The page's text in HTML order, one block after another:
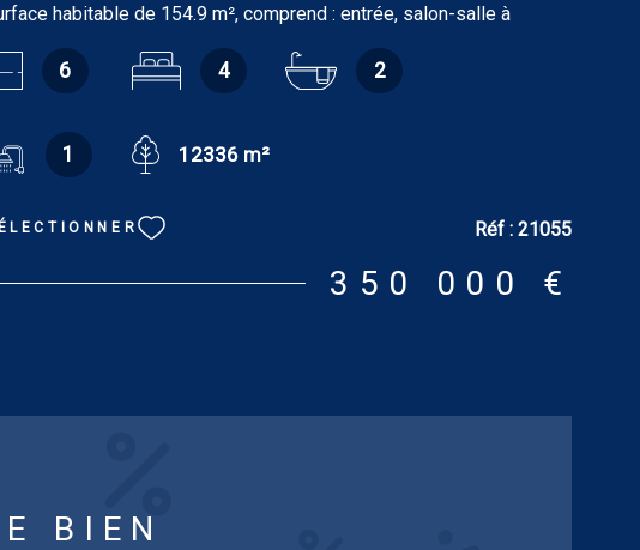
habitable de 154.9 m², comprend : entrée, salon-salle à
chambres (9.13 m² / 9.33 m² / 11.51 m² et 20.27 m²) avec
ou portes vitrées dont deux avec placard, une avec salle de
wc adjacents et une avec salle de bains adjacente, salle de
indépendante, chambre ou bureau de 9.05 m², couloir avec wc.
de la cave à vins, salle à manger d’été avec barbecue, pièce
sous-sol, différentes dépendances simples. Terrain : 1ha 23a
Tout confort : chauffage central au fioul. DPE : F. GES : 74.
à consommation énergétique excessive. Estimation des
auxquels ce bien est exposé sont disponibles sur le site :
6 4 2
1 12336 m²
Réf : 21055
350 000 €
BIEN